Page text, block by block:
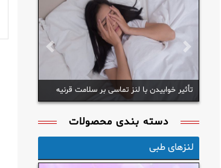
تأثیر خوابیدن با لنز تماسی بر سلامت قرنیه
Prev Next
دسته بندی محصولات
لنزهای طبی